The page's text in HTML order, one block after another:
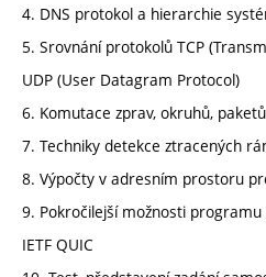
4. DNS protokol a hierarchie
5. Srovnání protokolů TCP
UDP (User Datagram Protocol)
6. Komutace zprav, okruhů,
7. Techniky detekce ztracených
8. Výpočty v adresním prostoru
9. Pokročilejší možnosti
IETF QUIC